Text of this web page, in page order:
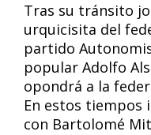
Tras su tránsito
urquicisita del
partido
popular Adolfo
opondrá a la
En estos tiempos
con Bartolomé